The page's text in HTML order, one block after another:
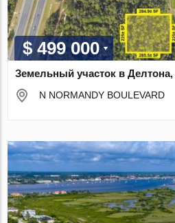
$ 499 000
Земельный участок в
N NORMANDY BOULEVARD